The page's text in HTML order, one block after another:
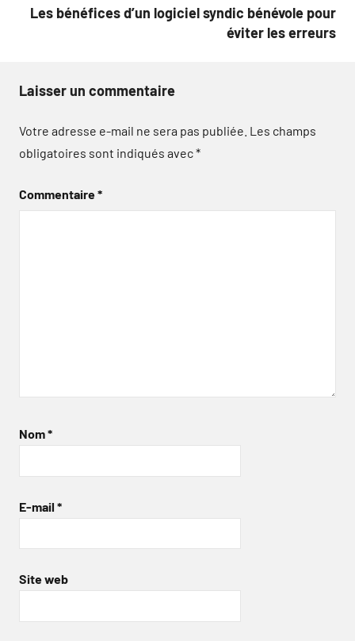
Les bénéfices d’un logiciel syndic bénévole pour
éviter les erreurs
Laisser un commentaire
Votre adresse e-mail ne sera pas publiée. Les champs
obligatoires sont indiqués avec*
Commentaire*
Nom*
E-mail *
Site web